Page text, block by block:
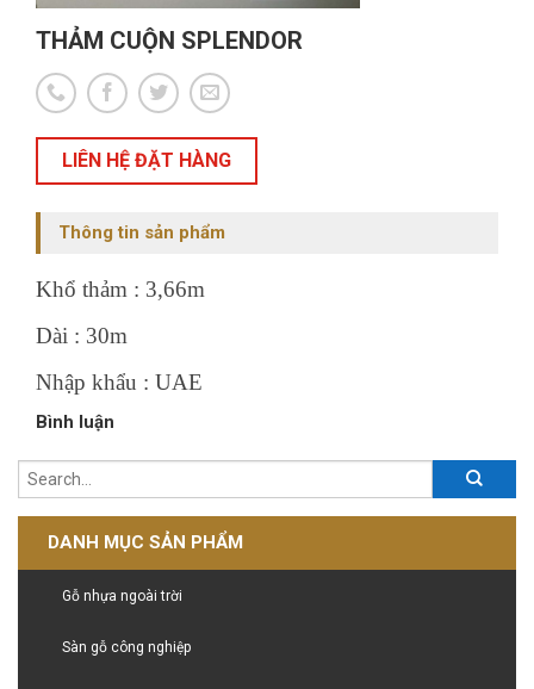
THẢM CUỘN SPLENDOR
LIÊN HỆ ĐẶT HÀNG
Thông tin sản phẩm
Khổ thảm : 3,66m
Dài : 30m
Nhập khẩu : UAE
Bình luận
DANH MỤC SẢN PHẨM
Gỗ nhựa ngoài trời
Sàn gỗ công nghiệp